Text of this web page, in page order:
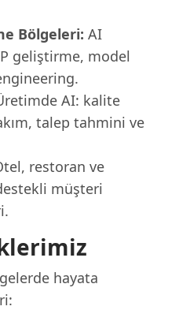
Bölgeleri: AI
geliştirme, model
AI: kalite
talep tahmini ve
restoran ve
müşteri
hayata